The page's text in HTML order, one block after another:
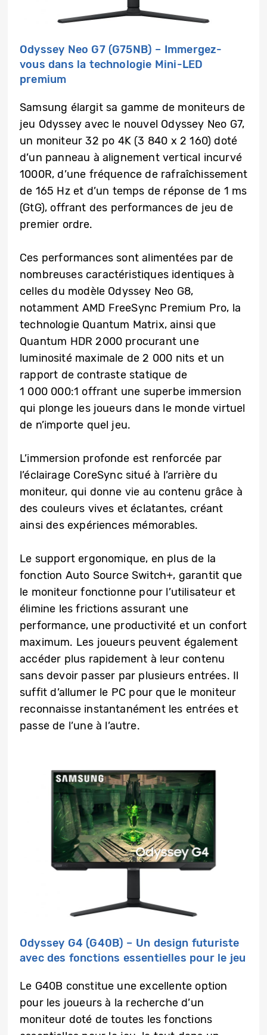
Odyssey Neo G7 (G75NB) – Immergez-
vous dans la technologie Mini-LED
premium
Samsung élargit sa gamme de moniteurs de
jeu Odyssey avec le nouvel Odyssey Neo G7,
un moniteur 32 po 4K (3 840 x 2 160) doté
d’un panneau à alignement vertical incurvé
1000R, d’une fréquence de rafraîchissement
de 165 Hz et d’un temps de réponse de 1 ms
(GtG), offrant des performances de jeu de
premier ordre.
Ces performances sont alimentées par de
nombreuses caractéristiques identiques à
celles du modèle Odyssey Neo G8,
notamment AMD FreeSync Premium Pro, la
technologie Quantum Matrix, ainsi que
Quantum HDR 2000 procurant une
luminosité maximale de 2 000 nits et un
rapport de contraste statique de
1 000 000:1 offrant une superbe immersion
qui plonge les joueurs dans le monde virtuel
de n’importe quel jeu.
L’immersion profonde est renforcée par
l’éclairage CoreSync situé à l’arrière du
moniteur, qui donne vie au contenu grâce à
des couleurs vives et éclatantes, créant
ainsi des expériences mémorables.
Le support ergonomique, en plus de la
fonction Auto Source Switch+, garantit que
le moniteur fonctionne pour l’utilisateur et
élimine les frictions assurant une
performance, une productivité et un confort
maximum. Les joueurs peuvent également
accéder plus rapidement à leur contenu
sans devoir passer par plusieurs entrées. Il
suffit d’allumer le PC pour que le moniteur
reconnaisse instantanément les entrées et
passe de l’une à l’autre.
Odyssey G4 (G40B) – Un design futuriste
avec des fonctions essentielles pour le jeu
Le G40B constitue une excellente option
pour les joueurs à la recherche d’un
moniteur doté de toutes les fonctions